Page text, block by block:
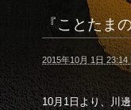
『ことたま
2015年10月 1日 23:14
10月1日より、川